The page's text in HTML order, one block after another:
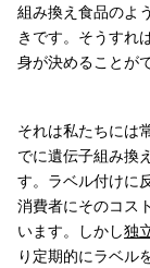
組み換え食品のよ
きです。そうすれ
身が決めることが
それは私たちには
でに遺伝子組み換
す。ラベル付けに
消費者にそのコス
います。しかし独
り定期的にラベル